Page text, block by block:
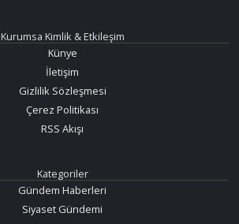
Kurumsa Kimlik & Etkileşim
Künye
İletişim
Gizlilik Sözleşmesi
Çerez Politikası
RSS Akışı
Kategoriler
Gündem Haberleri
Siyaset Gündemi